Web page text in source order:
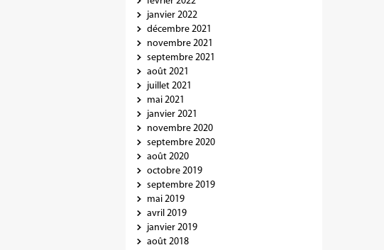
janvier 2022
décembre 2021
novembre 2021
septembre 2021
août 2021
juillet 2021
mai 2021
janvier 2021
novembre 2020
septembre 2020
août 2020
octobre 2019
septembre 2019
mai 2019
avril 2019
janvier 2019
août 2018